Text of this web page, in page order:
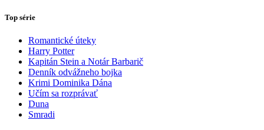
Top série
Romantické úteky
Harry Potter
Kapitán Stein a Notár Barbarič
Denník odvážneho bojka
Krimi Dominika Dána
Učím sa rozprávať
Duna
Smradi